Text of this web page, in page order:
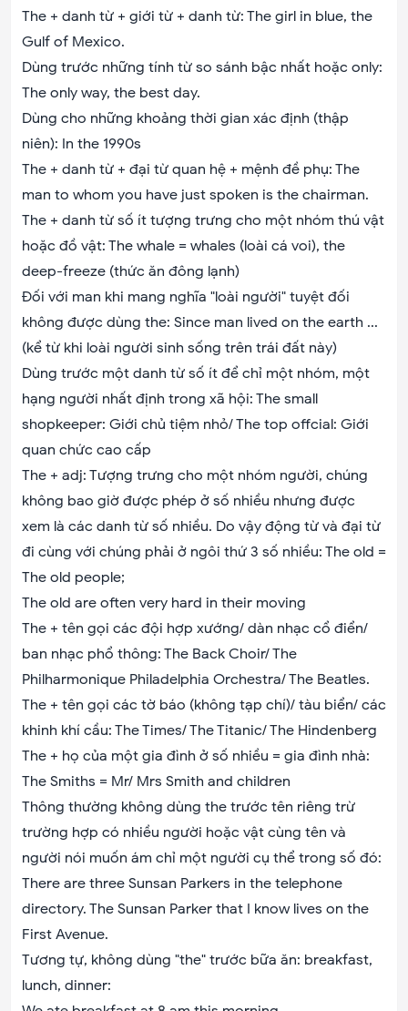
The + danh từ + giới từ + danh từ: The girl in blue, the
Gulf of Mexico.
Dùng trước những tính từ so sánh bậc nhất hoặc only:
The only way, the best day.
Dùng cho những khoảng thời gian xác định (thập
niên): In the 1990s
The + danh từ + đại từ quan hệ + mệnh đề phụ: The
man to whom you have just spoken is the chairman.
The + danh từ số ít tượng trưng cho một nhóm thú vật
hoặc đồ vật: The whale = whales (loài cá voi), the
deep-freeze (thức ăn đông lạnh)
Đối với man khi mang nghĩa "loài người" tuyệt đối
không được dùng the: Since man lived on the earth ...
(kể từ khi loài người sinh sống trên trái đất này)
Dùng trước một danh từ số ít để chỉ một nhóm, một
hạng người nhất định trong xã hội: The small
shopkeeper: Giới chủ tiệm nhỏ/ The top offcial: Giới
quan chức cao cấp
The + adj: Tượng trưng cho một nhóm người, chúng
không bao giờ được phép ở số nhiều nhưng được
xem là các danh từ số nhiều. Do vậy động từ và đại từ
đi cùng với chúng phải ở ngôi thứ 3 số nhiều: The old =
The old people;
The old are often very hard in their moving
The + tên gọi các đội hợp xướng/ dàn nhạc cổ điển/
ban nhạc phổ thông: The Back Choir/ The
Philharmonique Philadelphia Orchestra/ The Beatles.
The + tên gọi các tờ báo (không tạp chí)/ tàu biển/ các
khinh khí cầu: The Times/ The Titanic/ The Hindenberg
The + họ của một gia đình ở số nhiều = gia đình nhà:
The Smiths = Mr/ Mrs Smith and children
Thông thường không dùng the trước tên riêng trừ
trường hợp có nhiều người hoặc vật cùng tên và
người nói muốn ám chỉ một người cụ thể trong số đó:
There are three Sunsan Parkers in the telephone
directory. The Sunsan Parker that I know lives on the
First Avenue.
Tương tự, không dùng "the" trước bữa ăn: breakfast,
lunch, dinner: